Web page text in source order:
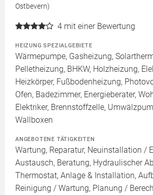
Ostbevern)
4 mit einer Bewertung
HEIZUNG SPEZIALGEBIETE
Wärmepumpe, Gasheizung,
Pelletheizung, BHKW, Holzheizung,
Heizkörper, Fußbodenheizung,
Ofen, Badezimmer, Energieberater,
Elektriker, Brennstoffzelle,
Wallboxen
ANGEBOTENE TÄTIGKEITEN
Wartung, Reparatur, Neuinstallation /
Austausch, Beratung, Hydraulischer
Thermostat, Anlage & Installation,
Reinigung / Wartung, Planung /